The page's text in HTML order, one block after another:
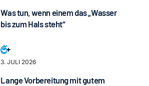
Was tun, wenn einem das „Wasser
bis zum Hals steht“
3. JULI 2026
Lange Vorbereitung mit gutem